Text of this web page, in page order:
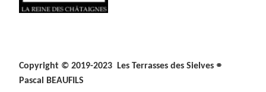
Copyright © 2019-2023 Les Terrasses des Sielves ⌯
Pascal BEAUFILS